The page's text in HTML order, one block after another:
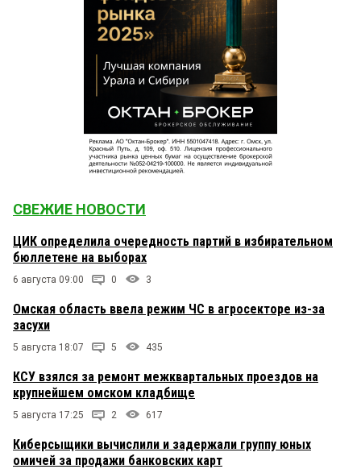
СВЕЖИЕ НОВОСТИ
ЦИК определила очередность партий в избирательном
бюллетене на выборах
6 августа 09:00 0 3
Омская область ввела режим ЧС в агросекторе из-за
засухи
5 августа 18:07 5 435
КСУ взялся за ремонт межквартальных проездов на
крупнейшем омском кладбище
5 августа 17:25 2 617
Киберсыщики вычислили и задержали группу юных
омичей за продажи банковских карт